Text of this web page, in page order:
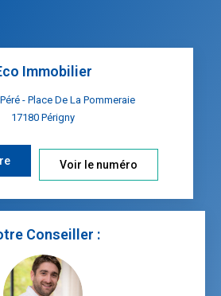
Immobilier
- Place De La Pommeraie
17180 Périgny
Voir le numéro
Conseiller :